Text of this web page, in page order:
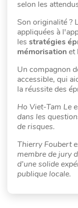
selon les
Son originalité ?
appliquées à
les stratégies
mémorisationet
Un compagnon
accessible, qui
la réussite des
Ho Viet-Tam Le
dans les
de risques.
Thierry Foubert
membre de jury
d’une solide
publique locale.